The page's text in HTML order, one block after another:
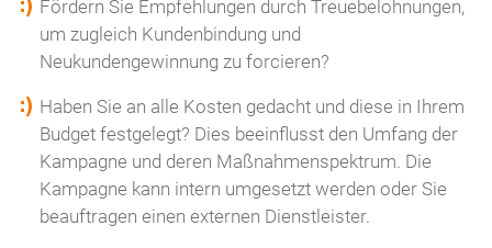
Fördern Sie Empfehlungen durch Treuebelohnungen,
um zugleich Kundenbindung und
Neukundengewinnung zu forcieren?
Haben Sie an alle Kosten gedacht und diese in Ihrem
Budget festgelegt? Dies beeinflusst den Umfang der
Kampagne und deren Maßnahmenspektrum. Die
Kampagne kann intern umgesetzt werden oder Sie
beauftragen einen externen Dienstleister.